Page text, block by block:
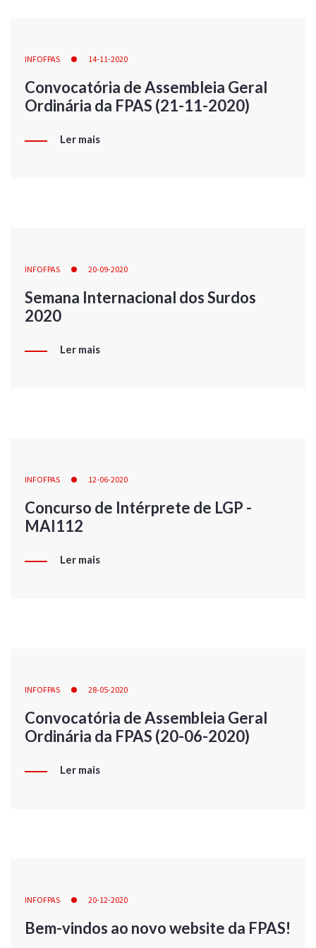
INFOFPAS 14-11-2020
Convocatória de Assembleia Geral
Ordinária da FPAS (21-11-2020)
Ler mais
INFOFPAS 20-09-2020
Semana Internacional dos Surdos
2020
Ler mais
INFOFPAS 12-06-2020
Concurso de Intérprete de LGP -
MAI112
Ler mais
INFOFPAS 28-05-2020
Convocatória de Assembleia Geral
Ordinária da FPAS (20-06-2020)
Ler mais
INFOFPAS 20-12-2020
Bem-vindos ao novo website da FPAS!